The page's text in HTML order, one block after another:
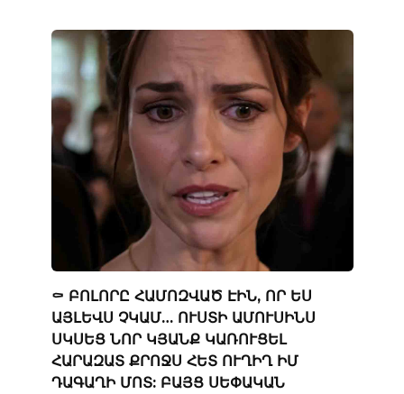
⚰️ ԲՈԼՈՐԸ ՀԱՄՈԶՎԱԾ ԷԻՆ, ՈՐ ԵՍ
ԱՅԼԵՎՍ ՉԿԱՄ… ՈՒՍՏԻ ԱՄՈՒՍԻՆՍ
ՍԿՍԵՑ ՆՈՐ ԿՅԱՆՔ ԿԱՌՈՒՑԵԼ
ՀԱՐԱԶԱՏ ՔՐՈՋՍ ՀԵՏ ՈՒՂԻՂ ԻՄ
ԴԱԳԱՂԻ ՄՈՏ: ԲԱՅՑ ՍԵՓԱԿԱՆ